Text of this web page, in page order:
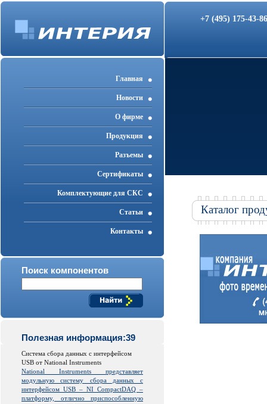
+7 (495) 175-43-
Главная
Новости
О фирме
Продукция
Разъемы
Cертификаты
Комплектующие для СКС
Статьи
Контакты
Поиск компонентов
Полезная информация:39
Система сбора данных с интерфейсом
USB от National Instruments
National Instruments представляет
модульную систему сбора данных с
интерфейсом USB – NI CompactDAQ –
платформу, отлично приспособленную
Каталог